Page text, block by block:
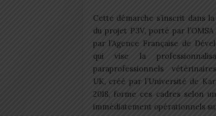
Cette démarche s’inscrit dans la
du projet P3V, porté par
par l’Agence Française de
qui vise la
paraprofessionnels
UK, créé par l’Université de
2018, forme ces cadres selon
immédiatement opérationnels